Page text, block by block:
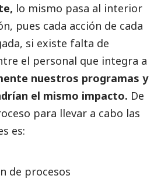
lo mismo pasa al interior
pues cada acción de cada
si existe falta de
el personal que integra a
nuestros programas y
el mismo impacto. De
para llevar a cabo las
es:
de procesos